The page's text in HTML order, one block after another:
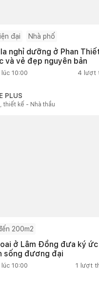
đại Nhà phố
nghỉ dưỡng ở Phan
và vẻ đẹp nguyên bản
10:00 4 lượt
PLUS
thiết kế - Nhà thầu
200m2
ở Lâm Đồng đưa ký
sống đương đại
10:00 1 lượt